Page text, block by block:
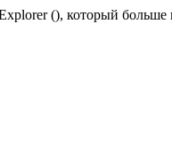
(), который больше